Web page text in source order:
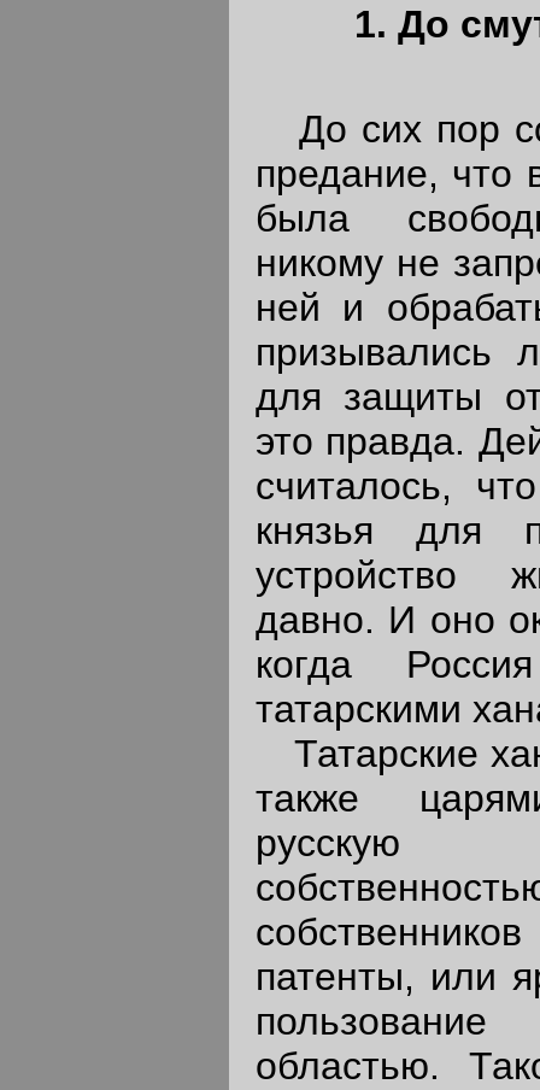
1. До
До сих пор
предание, что
была
никому не
ней и
призывались
для защиты
это правда.
считалось,
князья для
устройство
давно. И оно
когда
татарскими
Татарские
также
русскую
патенты, или
областью.